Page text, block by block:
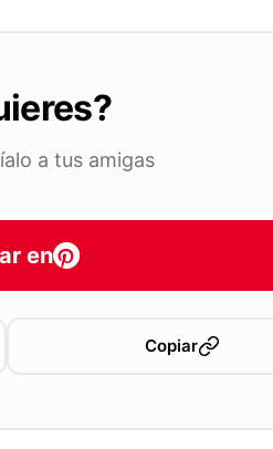
a tus amigas
en
Copiar